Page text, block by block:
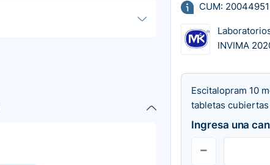
CUM:
INVIMA
Escitalopram 10
tabletas cubiertas
Ingresa una